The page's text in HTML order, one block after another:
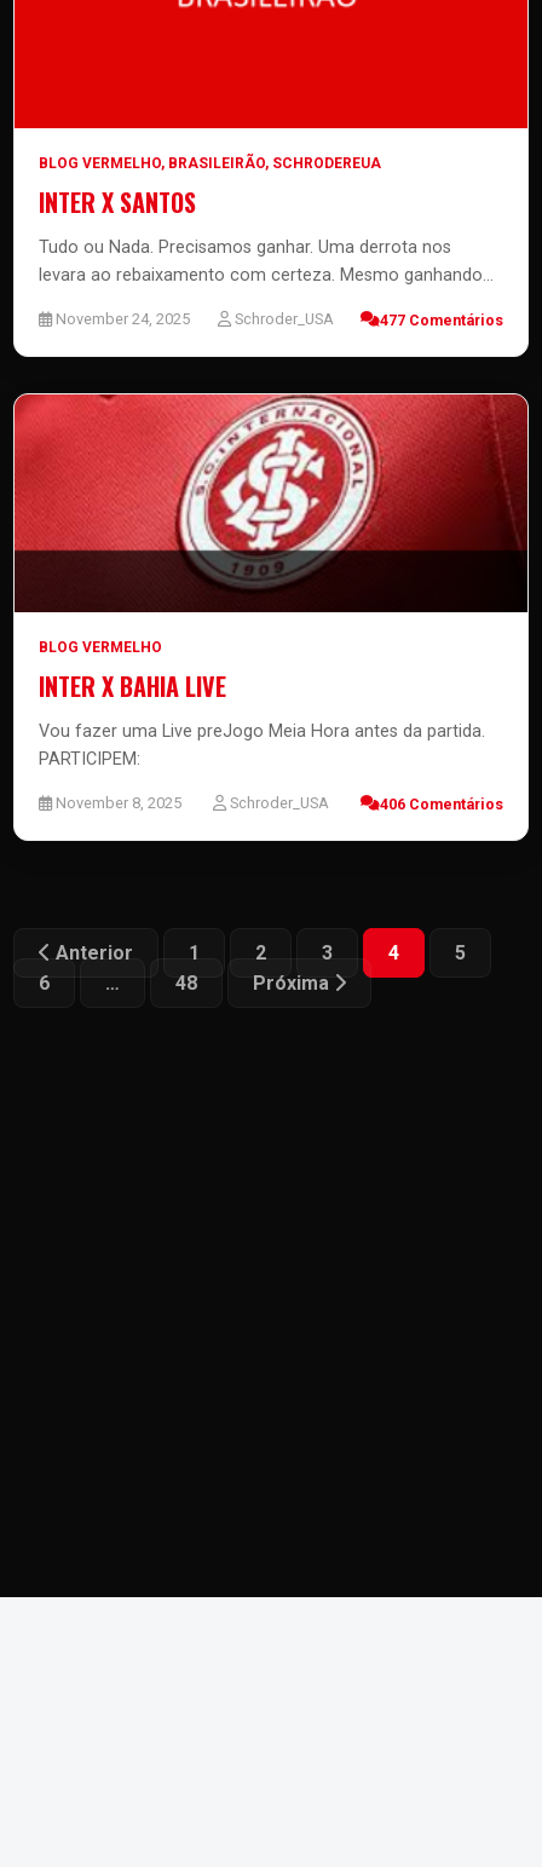
BLOG VERMELHO, BRASILEIRÃO, SCHRODEREUA
INTER X SANTOS
Tudo ou Nada. Precisamos ganhar. Uma derrota nos
levara ao rebaixamento com certeza. Mesmo ganhando...
November 24, 2025 Schroder_USA 477 Comentários
BLOG VERMELHO
INTER X BAHIA LIVE
Vou fazer uma Live preJogo Meia Hora antes da partida.
PARTICIPEM:
November 8, 2025 Schroder_USA 406 Comentários
POSTS
PAGINATION
Anterior 1 2 3 4
5
6
… 48 Próxima